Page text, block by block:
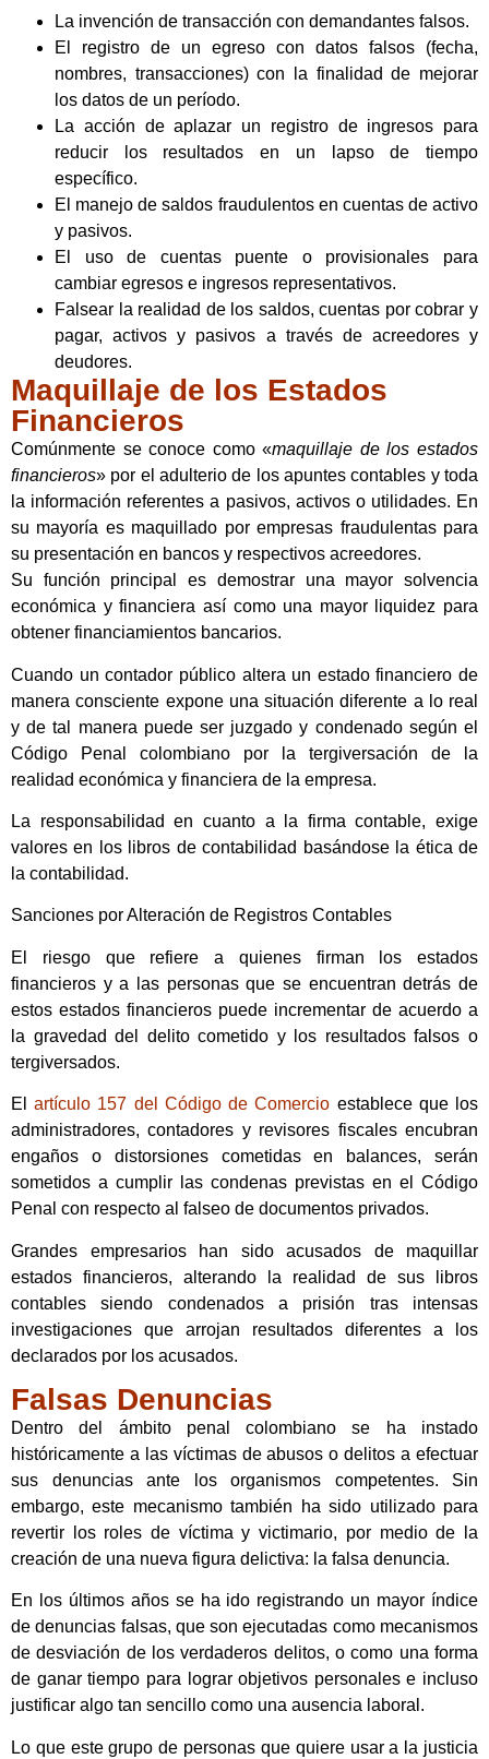
La invención de transacción con demandantes falsos.
El registro de un egreso con datos falsos (fecha,
nombres, transacciones) con la finalidad de mejorar
los datos de un período.
La acción de aplazar un registro de ingresos para
reducir los resultados en un lapso de tiempo
específico.
El manejo de saldos fraudulentos en cuentas de activo
y pasivos.
El uso de cuentas puente o provisionales para
cambiar egresos e ingresos representativos.
Falsear la realidad de los saldos, cuentas por cobrar y
pagar, activos y pasivos a través de acreedores y
deudores.
Maquillaje de los Estados
Financieros
Comúnmente se conoce como «maquillaje de los estados
financieros» por el adulterio de los apuntes contables y toda
la información referentes a pasivos, activos o utilidades. En
su mayoría es maquillado por empresas fraudulentas para
su presentación en bancos y respectivos acreedores.
Su función principal es demostrar una mayor solvencia
económica y financiera así como una mayor liquidez para
obtener financiamientos bancarios.
Cuando un contador público altera un estado financiero de
manera consciente expone una situación diferente a lo real
y de tal manera puede ser juzgado y condenado según el
Código Penal colombiano por la tergiversación de la
realidad económica y financiera de la empresa.
La responsabilidad en cuanto a la firma contable, exige
valores en los libros de contabilidad basándose la ética de
la contabilidad.
Sanciones por Alteración de Registros Contables
El riesgo que refiere a quienes firman los estados
financieros y a las personas que se encuentran detrás de
estos estados financieros puede incrementar de acuerdo a
la gravedad del delito cometido y los resultados falsos o
tergiversados.
Elartículo 157 del Código de Comercio establece que los
administradores, contadores y revisores fiscales encubran
engaños o distorsiones cometidas en balances, serán
sometidos a cumplir las condenas previstas en el Código
Penal con respecto al falseo de documentos privados.
Grandes empresarios han sido acusados de maquillar
estados financieros, alterando la realidad de sus libros
contables siendo condenados a prisión tras intensas
investigaciones que arrojan resultados diferentes a los
declarados por los acusados.
Falsas Denuncias
Dentro del ámbito penal colombiano se ha instado
históricamente a las víctimas de abusos o delitos a efectuar
sus denuncias ante los organismos competentes. Sin
embargo, este mecanismo también ha sido utilizado para
revertir los roles de víctima y victimario, por medio de la
creación de una nueva figura delictiva: la falsa denuncia.
En los últimos años se ha ido registrando un mayor índice
de denuncias falsas, que son ejecutadas como mecanismos
de desviación de los verdaderos delitos, o como una forma
de ganar tiempo para lograr objetivos personales e incluso
justificar algo tan sencillo como una ausencia laboral.
Lo que este grupo de personas que quiere usar a la justicia